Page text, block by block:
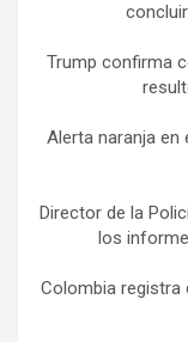
Trump confirma
Alerta naranja en
Director de la
los
Colombia registra